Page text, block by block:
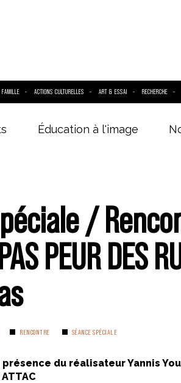
ACTIONS CULTURELLES ART & ESSAI RECHERCHE
Éducation à l'image
/
PEUR DES
RENCONTRE SÉANCE SPÉCIALE
du réalisateur Yannis